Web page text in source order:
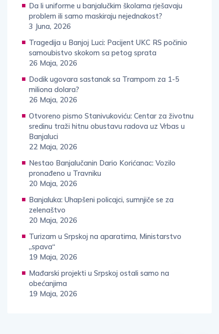
Da li uniforme u banjalučkim školama rješavaju
problem ili samo maskiraju nejednakost?
3 Juna, 2026
Tragedija u Banjoj Luci: Pacijent UKC RS počinio
samoubistvo skokom sa petog sprata
26 Maja, 2026
Dodik ugovara sastanak sa Trampom za 1-5
miliona dolara?
26 Maja, 2026
Otvoreno pismo Stanivukoviću: Centar za životnu
sredinu traži hitnu obustavu radova uz Vrbas u
Banjaluci
22 Maja, 2026
Nestao Banjalučanin Dario Korićanac: Vozilo
pronađeno u Travniku
20 Maja, 2026
Banjaluka: Uhapšeni policajci, sumnjiče se za
zelenaštvo
20 Maja, 2026
Turizam u Srpskoj na aparatima, Ministarstvo
„spava“
19 Maja, 2026
Mađarski projekti u Srpskoj ostali samo na
obećanjima
19 Maja, 2026